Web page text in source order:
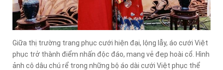
Giữa thị trường trang phục cưới hiện đại, lộng lẫy, áo cưới Việt
phục trở thành điểm nhấn độc đáo, mang vẻ đẹp hoài cổ. Hình
ảnh cô dâu chú rể trong những bộ áo dài cưới Việt phục thể